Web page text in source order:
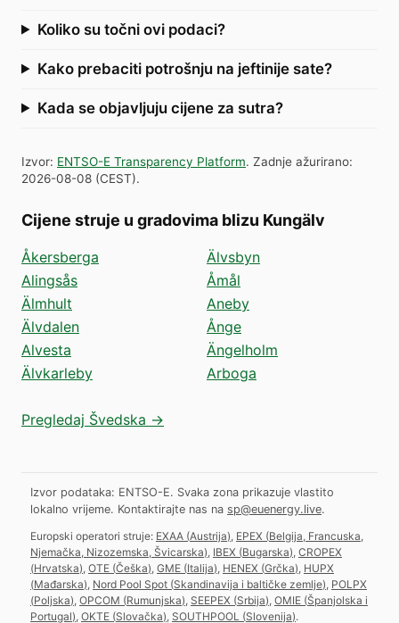
Koliko su točni ovi podaci?
Kako prebaciti potrošnju na jeftinije sate?
Kada se objavljuju cijene za sutra?
Izvor: ENTSO-E Transparency Platform. Zadnje ažurirano:
2026-08-08 (CEST).
Cijene struje u gradovima blizu Kungälv
Åkersberga
Alingsås
Älmhult
Älvdalen
Alvesta
Älvkarleby
Älvsbyn
Åmål
Aneby
Ånge
Ängelholm
Arboga
Pregledaj Švedska →
Izvor podataka: ENTSO-E. Svaka zona prikazuje vlastito
lokalno vrijeme. Kontaktirajte nas na sp@euenergy.live.
Europski operatori struje: EXAA (Austrija) EPEX (Belgija, Francuska,
Njemačka, Nizozemska, Švicarska) IBEX (Bugarska) CROPEX
(Hrvatska) OTE (Češka) GME (Italija) HENEX (Grčka) HUPX
(Mađarska) Nord Pool Spot (Skandinavija i baltičke zemlje) POLPX
(Poljska) OPCOM (Rumunjska) SEEPEX (Srbija) OMIE (Španjolska i
Portugal) OKTE (Slovačka) SOUTHPOOL (Slovenija).